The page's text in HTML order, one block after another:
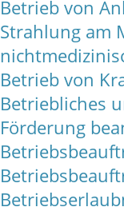
Betrieb von
Strahlung am
Betrieb von
Betriebliches
Förderung